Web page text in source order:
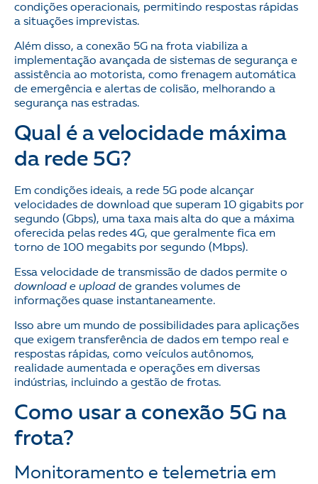
condições operacionais, permitindo respostas rápidas
a situações imprevistas.
Além disso, a conexão 5G na frota viabiliza a
implementação avançada de sistemas de segurança e
assistência ao motorista, como frenagem automática
de emergência e alertas de colisão, melhorando a
segurança nas estradas.
Qual é a velocidade máxima
da rede 5G?
Em condições ideais, a rede 5G pode alcançar
velocidades de download que superam 10 gigabits por
segundo (Gbps), uma taxa mais alta do que a máxima
oferecida pelas redes 4G, que geralmente fica em
torno de 100 megabits por segundo (Mbps).
Essa velocidade de transmissão de dados permite o
download e upload de grandes volumes de
informações quase instantaneamente.
Isso abre um mundo de possibilidades para aplicações
que exigem transferência de dados em tempo real e
respostas rápidas, como veículos autônomos,
realidade aumentada e operações em diversas
indústrias, incluindo a gestão de frotas.
Como usar a conexão 5G na
frota?
Monitoramento e telemetria em